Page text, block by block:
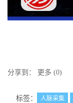
分享到： 更多 (0)
标签： 人脉采集